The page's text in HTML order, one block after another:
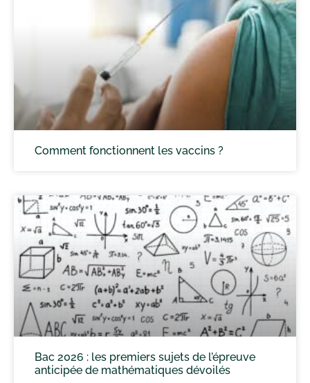
Comment fonctionnent les vaccins ?
Bac 2026 : les premiers sujets de l’épreuve
anticipée de mathématiques dévoilés